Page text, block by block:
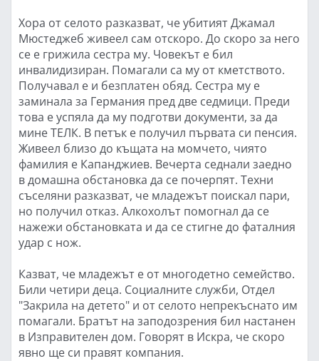
Хора от селото разказват, че убитият Джамал
Мюстеджеб живеел сам отскоро. До скоро за него
се е грижила сестра му. Човекът е бил
инвалидизиран. Помагали са му от кметството.
Получавал е и безплатен обяд. Сестра му е
заминала за Германия пред две седмици. Преди
това е успяла да му подготви документи, за да
мине ТЕЛК. В петък е получил първата си пенсия.
Живеел близо до къщата на момчето, чиято
фамилия е Капанджиев. Вечерта седнали заедно
в домашна обстановка да се почерпят. Техни
съселяни разказват, че младежът поискал пари,
но получил отказ. Алкохолът помогнал да се
нажежи обстановката и да се стигне до фаталния
удар с нож.
Казват, че младежът е от многодетно семейство.
Били четири деца. Социалните служби, Отдел
"Закрила на детето" и от селото непрекъснато им
помагали. Братът на заподозрения бил настанен
в Изправителен дом. Говорят в Искра, че скоро
явно ще си правят компания.